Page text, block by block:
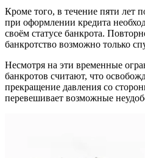
Кроме того, в течение пяти лет
при оформлении кредита
своём статусе банкрота.
банкротство возможно только
Несмотря на эти временные
банкротов считают, что
прекращение давления со
перевешивает возможные